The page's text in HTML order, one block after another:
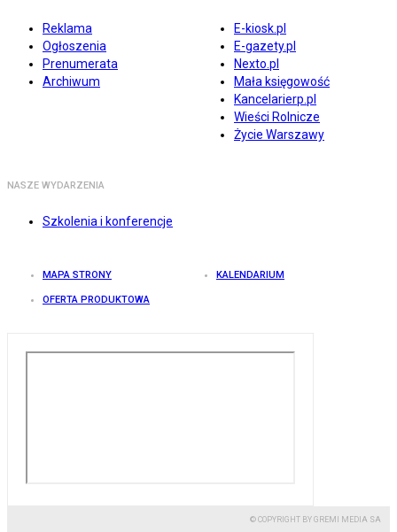
Reklama
Ogłoszenia
Prenumerata
Archiwum
E-kiosk.pl
E-gazety.pl
Nexto.pl
Mała księgowość
Kancelarierp.pl
Wieści Rolnicze
Życie Warszawy
NASZE WYDARZENIA
Szkolenia i konferencje
MAPA STRONY KALENDARIUM
OFERTA PRODUKTOWA
© COPYRIGHT BY GREMI MEDIA SA